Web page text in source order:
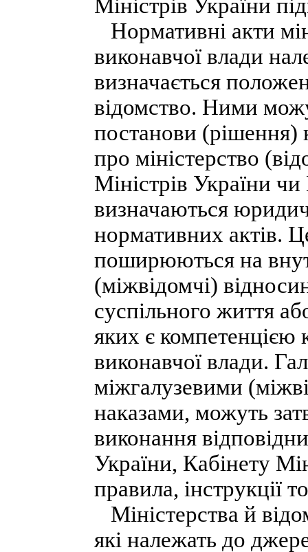
Міністрів України
Нормативні акти
виконавчої влади
визначається
відомство. Ними
постанови (рішення)
про міністерство
Міністрів України
визначаються
нормативних актів.
поширюються на
(міжвідомчі)
суспільного життя
яких є компетенцією
виконавчої влади.
міжгалузевими
наказами, можуть
виконання
України, Кабінету
правила, інструкції
Міністерства й
які належать до